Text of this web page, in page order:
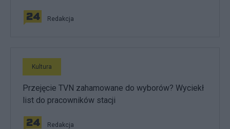
Redakcja
Kultura
Przejęcie TVN zahamowane do wyborów? Wyciekł
list do pracowników stacji
Redakcja